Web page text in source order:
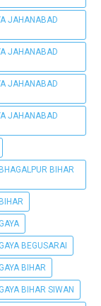
JAHANABAD
JAHANABAD
JAHANABAD
JAHANABAD
BIHAR
BEGUSARAI
BIHAR
BIHAR SIWAN